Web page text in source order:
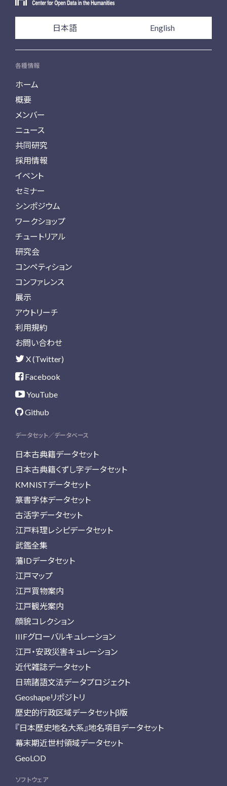
日本語 English
各種情報
ホーム
概要
メンバー
ニュース
共同研究
採用情報
イベント
セミナー
シンポジウム
ワークショップ
チュートリアル
研究会
コンペティション
コンファレンス
展示
アウトリーチ
利用規約
お問い合わせ
X (Twitter)
Facebook
YouTube
Github
データセット／データベース
日本古典籍データセット
日本古典籍くずし字データセット
KMNISTデータセット
篆書字体データセット
古活字データセット
江戸料理レシピデータセット
武鑑全集
藩IDデータセット
江戸マップ
江戸買物案内
江戸観光案内
顔貌コレクション
IIIFグローバルキュレーション
江戸・安政災害キュレーション
近代雑誌データセット
日琉諸語文法データプロジェクト
Geoshapeリポジトリ
歴史的行政区域データセットβ版
『日本歴史地名大系』地名項目データセット
幕末期近世村領域データセット
GeoLOD
ソフトウェア